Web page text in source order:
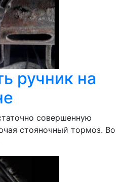
ручник на
совершенную
стояночный тормоз. Во